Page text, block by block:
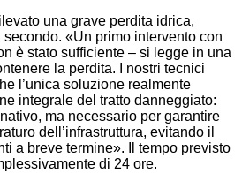
una grave perdita idrica,
«Un primo intervento con
è stato sufficiente – si legge in una
la perdita. I nostri tecnici
l’unica soluzione realmente
integrale del tratto danneggiato:
ma necessario per garantire
dell’infrastruttura, evitando il
a breve termine». Il tempo previsto
di 24 ore.